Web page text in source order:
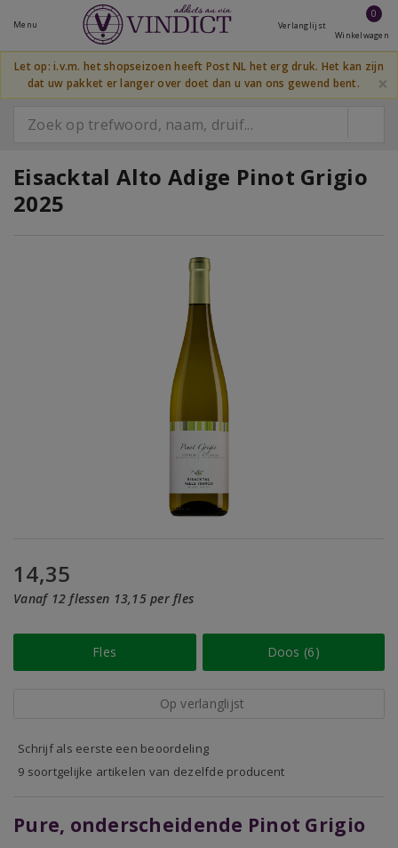
Menu Verlanglijst
0
Winkelwagen
Let op: i.v.m. het shopseizoen heeft Post NL het erg druk. Het kan zijn
dat uw pakket er langer over doet dan u van ons gewend bent.
×
Eisacktal Alto Adige Pinot Grigio
2025
14,35
Vanaf 12 flessen 13,15 per fles
Fles Doos (6)
Op verlanglijst
Schrijf als eerste een beoordeling
9 soortgelijke artikelen van dezelfde producent
Pure, onderscheidende Pinot Grigio